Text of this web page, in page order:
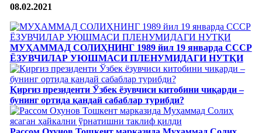
08.02.2021
МУҲАММАД СОЛИҲНИНГ 1989 йил 19 январда СССР
ЁЗУВЧИЛАР УЮШМАСИ ПЛЕНУМИДАГИ НУТҚИ
Қирғиз президенти Ўзбек ёзувчиси китобини чиқарди –
бунинг ортида қандай сабаблар турибди?